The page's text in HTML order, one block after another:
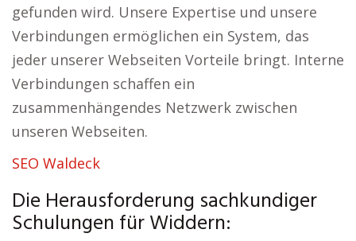
gefunden wird. Unsere Expertise und unsere
Verbindungen ermöglichen ein System, das
jeder unserer Webseiten Vorteile bringt. Interne
Verbindungen schaffen ein
zusammenhängendes Netzwerk zwischen
unseren Webseiten.
SEO Waldeck
Die Herausforderung sachkundiger
Schulungen für Widdern: